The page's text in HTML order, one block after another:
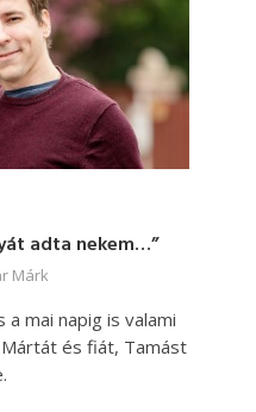
adta nekem…”
Márk
mai napig is valami
és fiát, Tamást